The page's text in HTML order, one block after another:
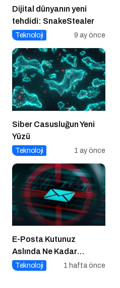
Dijital dünyanın yeni
tehdidi: SnakeStealer
Teknoloji 9 ay önce
Siber Casusluğun Yeni
Yüzü
Teknoloji 1 ay önce
E-Posta Kutunuz
Aslında Ne Kadar
Güvenli?
Teknoloji 1 hafta önce